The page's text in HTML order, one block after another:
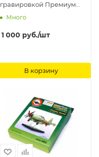
гравировкой Премиум
(Не Для Свободной
Много
1 000 руб./шт
В корзину